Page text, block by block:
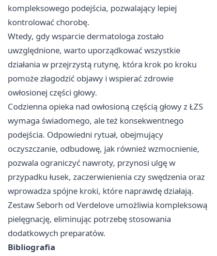
kompleksowego podejścia, pozwalający lepiej
kontrolować chorobę.
Wtedy, gdy wsparcie dermatologa zostało
uwzględnione, warto uporządkować wszystkie
działania w przejrzystą rutynę, która krok po kroku
pomoże złagodzić objawy i wspierać zdrowie
owłosionej części głowy.
Codzienna opieka nad owłosioną częścią głowy z ŁZS
wymaga świadomego, ale też konsekwentnego
podejścia. Odpowiedni rytuał, obejmujący
oczyszczanie, odbudowę, jak również wzmocnienie,
pozwala ograniczyć nawroty, przynosi ulgę w
przypadku łusek, zaczerwienienia czy swędzenia oraz
wprowadza spójne kroki, które naprawdę działają.
Zestaw Seborh od Verdelove umożliwia kompleksową
pielęgnację, eliminując potrzebę stosowania
dodatkowych preparatów.
Bibliografia